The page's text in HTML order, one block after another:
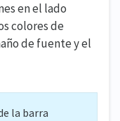
en el lado
colores de
de fuente y el
la barra